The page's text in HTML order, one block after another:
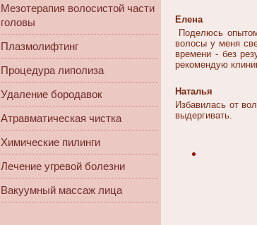
Мезотерапия волосистой части
головы
Плазмолифтинг
Процедура липолиза
Удаление бородавок
Атравматическая чистка
Химические пилинги
Лечение угревой болезни
Вакуумный массаж лица
Елена
Поделюсь
волосы у меня
времени - без
рекомендую
Наталья
Избавилась от
выдергивать.